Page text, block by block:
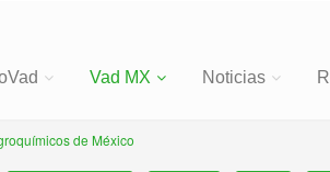
Vad MX Noticias
de México